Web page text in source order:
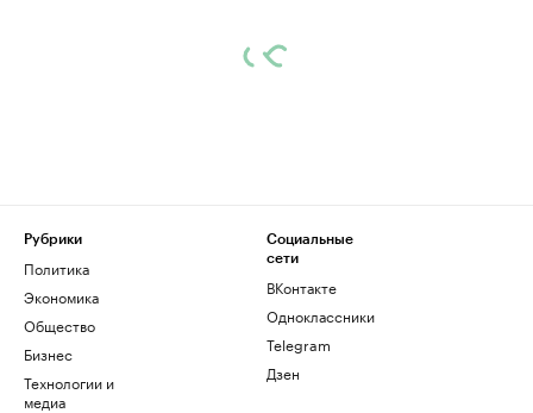
Рубрики
Политика
Экономика
Общество
Бизнес
Технологии и
медиа
Социальные
сети
ВКонтакте
Одноклассники
Telegram
Дзен